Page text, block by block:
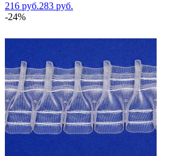
216 руб.283 руб.
-24%